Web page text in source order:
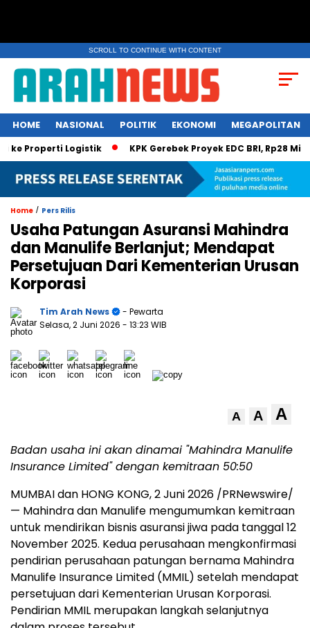
SCROLL TO CONTINUE WITH CONTENT
HOME NASIONAL POLITIK EKONOMI MEGAPOLITAN
Properti Logistik KPK Gerebek Proyek EDC BRI, Rp28
Home / Pers Rilis
Usaha Patungan Asuransi Mahindra
dan Manulife Berlanjut; Mendapat
Persetujuan Dari Kementerian Urusan
Korporasi
Tim Arah News
- Pewarta
Selasa, 2 Juni 2026 - 13:23 WIB
A A A
Badan usaha ini akan dinamai "Mahindra Manulife
Insurance Limited" dengan kemitraan 50:50
MUMBAI dan HONG KONG,2 Juni 2026 /PRNewswire/
— Mahindra dan Manulife mengumumkan kemitraan
untuk mendirikan bisnis asuransi jiwa pada tanggal 12
November 2025. Kedua perusahaan mengkonfirmasi
pendirian perusahaan patungan bernama Mahindra
Manulife Insurance Limited (MMIL) setelah mendapat
persetujuan dari Kementerian Urusan Korporasi.
Pendirian MMIL merupakan langkah selanjutnya